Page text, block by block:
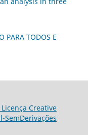
PARA TODOS E
Licença Creative
SemDerivações